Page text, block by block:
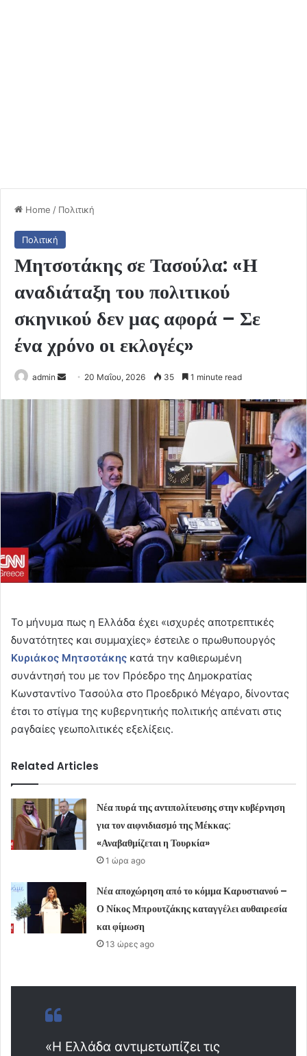
Home / Πολιτική
Πολιτική
Μητσοτάκης σε Τασούλα: «Η
αναδιάταξη του πολιτικού
σκηνικού δεν μας αφορά – Σε
ένα χρόνο οι εκλογές»
admin
Send 20 Μαΐου, 2026 35 1 minute read
Το μήνυμα πως η Ελλάδα έχει «ισχυρές αποτρεπτικές
δυνατότητες και συμμαχίες» έστειλε ο πρωθυπουργός
Κυριάκος Μητσοτάκης κατά την καθιερωμένη
συνάντησή του με τον Πρόεδρο της Δημοκρατίας
Κωνσταντίνο Τασούλα στο Προεδρικό Μέγαρο, δίνοντας
έτσι το στίγμα της κυβερνητικής πολιτικής απένατι στις
ραγδαίες γεωπολιτικές εξελίξεις.
Related Articles
Νέα πυρά της αντιπολίτευσης στην κυβέρνηση
για τον αιφνιδιασμό της Μέκκας:
«Αναβαθμίζεται η Τουρκία»
1 ώρα ago
Νέα αποχώρηση από το κόμμα Καρυστιανού –
Ο Νίκος Μπρουτζάκης καταγγέλει αυθαιρεσία
και φίμωση
13 ώρες ago
«Η Ελλάδα αντιμετωπίζει τις